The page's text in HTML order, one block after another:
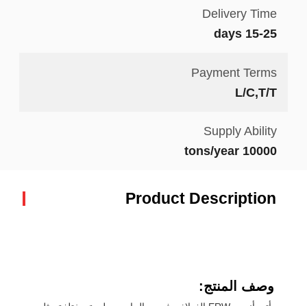
Delivery Time
15-25 days
Payment Terms
L/C,T/T
Supply Ability
10000 tons/year
Product Description
وصف المنتج: